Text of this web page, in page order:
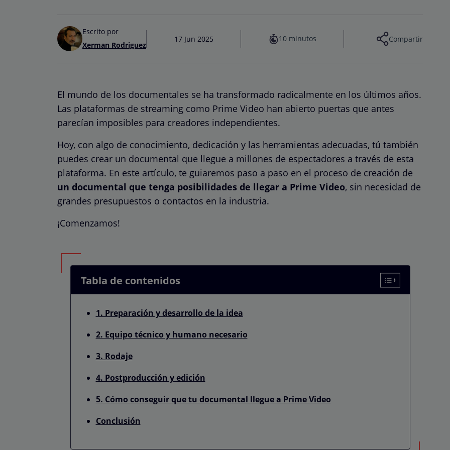
Escrito por
Xerman Rodriguez
17 Jun 2025 10 minutos Compartir
El mundo de los documentales se ha transformado radicalmente en los últimos años.
Las plataformas de streaming como Prime Video han abierto puertas que antes
parecían imposibles para creadores independientes.
Hoy, con algo de conocimiento, dedicación y las herramientas adecuadas, tú también
puedes crear un documental que llegue a millones de espectadores a través de esta
plataforma. En este artículo, te guiaremos paso a paso en el proceso de creación de
un documental que tenga posibilidades de llegar a Prime Video, sin necesidad de
grandes presupuestos o contactos en la industria.
¡Comenzamos!
Tabla de contenidos
1. Preparación y desarrollo de la idea
2. Equipo técnico y humano necesario
3. Rodaje
4. Postproducción y edición
5. Cómo conseguir que tu documental llegue a Prime Video
Conclusión